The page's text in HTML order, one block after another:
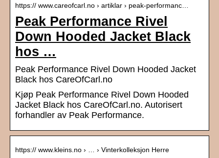
https:// www.careofcarl.no › artiklar › peak-performanc…
Peak Performance Rivel
Down Hooded Jacket Black
hos …
Peak Performance Rivel Down Hooded Jacket
Black hos CareOfCarl.no
Kjøp Peak Performance Rivel Down Hooded
Jacket Black hos CareOfCarl.no. Autorisert
forhandler av Peak Performance.
https:// www.kleins.no › … › Vinterkolleksjon Herre